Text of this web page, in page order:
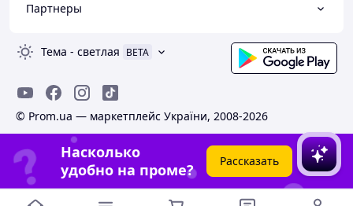
Партнеры
Тема - светлая BETA
© Prom.ua — маркетплейс України, 2008-2026
Насколько
удобно на проме?
Рассказать